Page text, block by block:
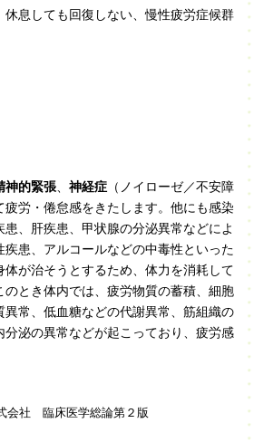
休息しても回復しない、慢性疲労症候群
神的緊張 神経症 （ノイローゼ／不安障
疲労・倦怠感をきたします。他にも感染
、肝疾患、甲状腺の分泌異常などによ
疾患、アルコールなどの中毒性といった
が治そうとするため、体力を消耗して
とき体内では、疲労物質の蓄積、細胞
常、低血糖などの代謝異常、筋組織の
泌の異常などが起こっており、疲労感
会社 臨床医学総論第２版